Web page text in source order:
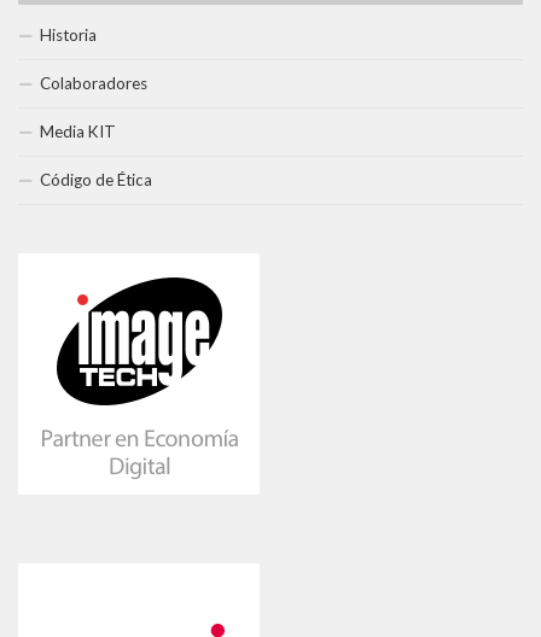
Historia
Colaboradores
Media KIT
Código de Ética